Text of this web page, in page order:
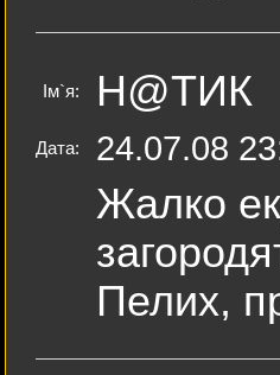
Ім`я: Н@ТИК
Дата: 24.07.08
Жалко
Пелих,